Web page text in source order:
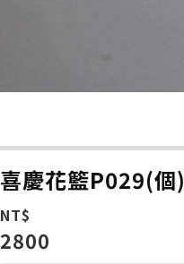
喜慶花籃P029(個)
NT$
2800